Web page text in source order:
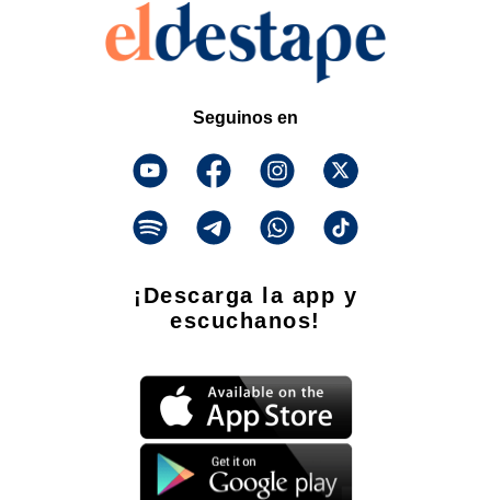
Seguinos en
¡Descarga la app y
escuchanos!